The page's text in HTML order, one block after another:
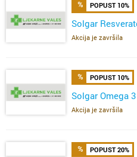
POPUST 10%
Solgar
Akcija je završila
POPUST 10%
Solgar Omega
Akcija je završila
POPUST 20%